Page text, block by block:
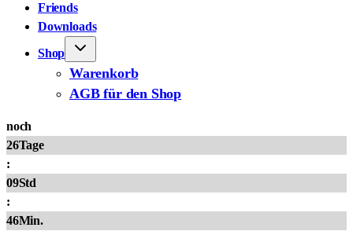
Friends
Downloads
Shop
Warenkorb
AGB für den Shop
noch
26Tage
:
09Std
:
46Min.